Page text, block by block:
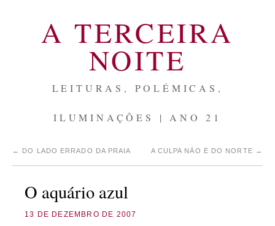
A TERCEIRA
NOITE
LEITURAS, POLÉMICAS,
ILUMINAÇÕES | ANO 21
← DO LADO ERRADO DA PRAIA A CULPA NÃO É DO NORTE →
O aquário azul
13 DE DEZEMBRO DE 2007